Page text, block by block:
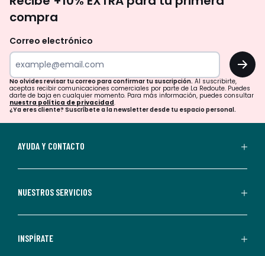
te
tu
para
confirmar
tu
suscripción.
aceptas
comerciales
personalizadas
compra
Correo electrónico
OK
No olvides revisar tu correo para confirmar tu suscripción. Al suscribirte,
aceptas recibir comunicaciones comerciales por parte de La Redoute. Puedes
darte de baja en cualquier momento. Para más información, puedes consultar
nuestra política de privacidad.
¿Ya eres cliente? Suscríbete a la newsletter desde tu espacio personal.
AYUDA Y CONTACTO
NUESTROS SERVICIOS
INSPÍRATE